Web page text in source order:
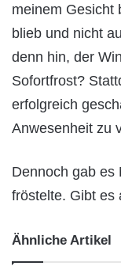
meinem Gesicht
blieb und nicht
denn hin, der
Sofortfrost?
erfolgreich
Anwesenheit zu
Dennoch gab es
fröstelte. Gibt es
Ähnliche Artikel